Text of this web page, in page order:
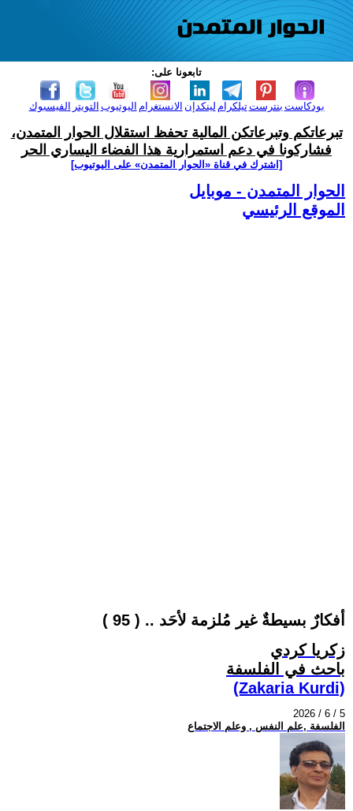
تابعونا على:
الفيسبوك التويتر اليوتيوب الانستغرام لينكدإن تيلكرامبنترست بودكاست
تبرعاتكم وتبرعاتكن المالية تحفظ استقلال الحوار المتمدن،
فشاركونا في دعم استمرارية هذا الفضاء اليساري الحر
[اشترك في قناة ‫«الحوار المتمدن» على اليوتيوب]
الحوار المتمدن - موبايل
الموقع الرئيسي
أفكارٌ بسيطةٌ غير مُلزمة لأحَد .. ( 95 )
زكريا كردي
باحث في الفلسفة
(Zakaria Kurdi)
2026 / 6 / 5
الفلسفة ,علم النفس , وعلم الاجتماع